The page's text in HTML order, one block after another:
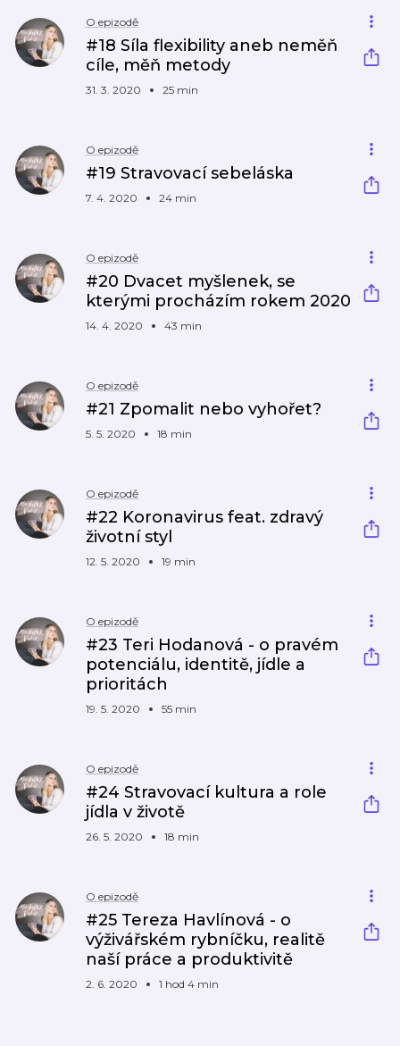
O epizodě
#18 Síla flexibility aneb neměň
cíle, měň metody
31. 3. 2020 25 min
O epizodě
#19 Stravovací sebeláska
7. 4. 2020 24 min
O epizodě
#20 Dvacet myšlenek, se
kterými procházím rokem 2020
14. 4. 2020 43 min
O epizodě
#21 Zpomalit nebo vyhořet?
5. 5. 2020 18 min
O epizodě
#22 Koronavirus feat. zdravý
životní styl
12. 5. 2020 19 min
O epizodě
#23 Teri Hodanová - o pravém
potenciálu, identitě, jídle a
prioritách
19. 5. 2020 55 min
O epizodě
#24 Stravovací kultura a role
jídla v životě
26. 5. 2020 18 min
O epizodě
#25 Tereza Havlínová - o
výživářském rybníčku, realitě
naší práce a produktivitě
2. 6. 2020 1 hod 4 min